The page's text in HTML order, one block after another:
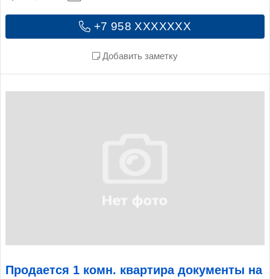
+7 958 XXXXXXX
Добавить заметку
Продается 1 комн. квартира документы на